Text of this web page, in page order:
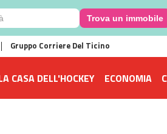
Trova un immobile
Gruppo Corriere Del Ticino
CASA DELL'HOCKEY ECONOMIA